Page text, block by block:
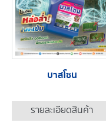
บาสโซน
รายละเอียดสินค้า